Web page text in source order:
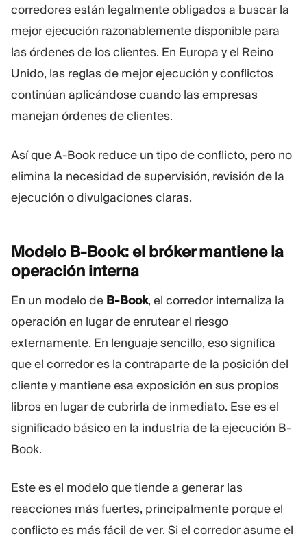
corredores están legalmente obligados a buscar la
mejor ejecución razonablemente disponible para
las órdenes de los clientes. En Europa y el Reino
Unido, las reglas de mejor ejecución y conflictos
continúan aplicándose cuando las empresas
manejan órdenes de clientes.
Así que A-Book reduce un tipo de conflicto, pero no
elimina la necesidad de supervisión, revisión de la
ejecución o divulgaciones claras.
Modelo B-Book: el bróker mantiene la
operación interna
En un modelo de B-Book, el corredor internaliza la
operación en lugar de enrutear el riesgo
externamente. En lenguaje sencillo, eso significa
que el corredor es la contraparte de la posición del
cliente y mantiene esa exposición en sus propios
libros en lugar de cubrirla de inmediato. Ese es el
significado básico en la industria de la ejecución B-
Book.
Este es el modelo que tiende a generar las
reacciones más fuertes, principalmente porque el
conflicto es más fácil de ver. Si el corredor asume el